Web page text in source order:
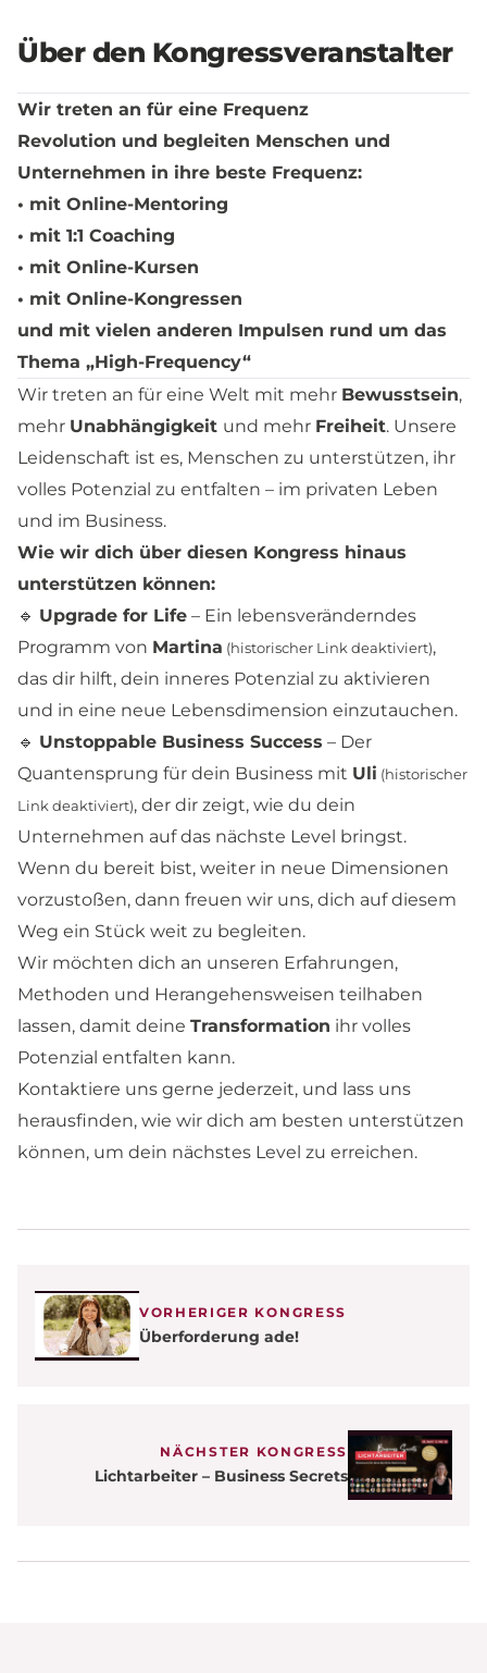
Über den Kongressveranstalter
Wir treten an für eine Frequenz
Revolution und begleiten Menschen und
Unternehmen in ihre beste Frequenz:
• mit Online-Mentoring
• mit 1:1 Coaching
• mit Online-Kursen
• mit Online-Kongressen
und mit vielen anderen Impulsen rund um das
Thema „High-Frequency“
Wir treten an für eine Welt mit mehr Bewusstsein,
mehr Unabhängigkeit und mehr Freiheit. Unsere
Leidenschaft ist es, Menschen zu unterstützen, ihr
volles Potenzial zu entfalten – im privaten Leben
und im Business.
Wie wir dich über diesen Kongress hinaus
unterstützen können:
🔹 Upgrade for Life – Ein lebensveränderndes
Programm von Martina (historischer Link deaktiviert),
das dir hilft, dein inneres Potenzial zu aktivieren
und in eine neue Lebensdimension einzutauchen.
🔹 Unstoppable Business Success – Der
Quantensprung für dein Business mit Uli (historischer
Link deaktiviert), der dir zeigt, wie du dein
Unternehmen auf das nächste Level bringst.
Wenn du bereit bist, weiter in neue Dimensionen
vorzustoßen, dann freuen wir uns, dich auf diesem
Weg ein Stück weit zu begleiten.
Wir möchten dich an unseren Erfahrungen,
Methoden und Herangehensweisen teilhaben
lassen, damit deine Transformation ihr volles
Potenzial entfalten kann.
Kontaktiere uns gerne jederzeit, und lass uns
herausfinden, wie wir dich am besten unterstützen
können, um dein nächstes Level zu erreichen.
VORHERIGER KONGRESS
Überforderung ade!
NÄCHSTER KONGRESS
Lichtarbeiter – Business Secrets